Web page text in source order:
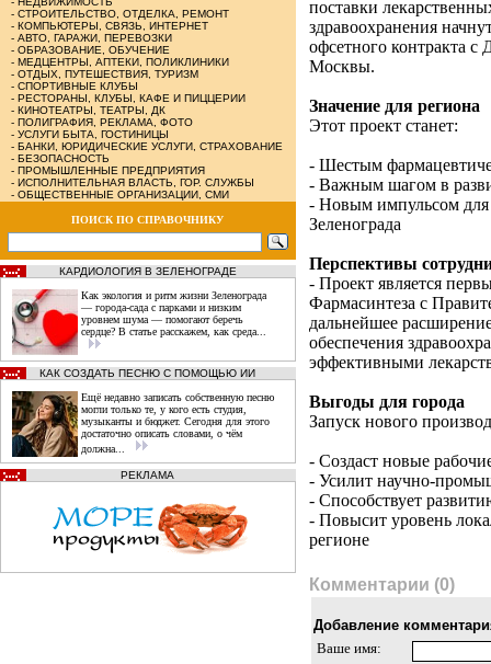
- СТРОИТЕЛЬСТВО, ОТДЕЛКА, РЕМОНТ
- КОМПЬЮТЕРЫ, СВЯЗЬ, ИНТЕРНЕТ
- АВТО, ГАРАЖИ, ПЕРЕВОЗКИ
- ОБРАЗОВАНИЕ, ОБУЧЕНИЕ
- МЕДЦЕНТРЫ, АПТЕКИ, ПОЛИКЛИНИКИ
- ОТДЫХ, ПУТЕШЕСТВИЯ, ТУРИЗМ
- СПОРТИВНЫЕ КЛУБЫ
- РЕСТОРАНЫ, КЛУБЫ, КАФЕ И ПИЦЦЕРИИ
- КИНОТЕАТРЫ, ТЕАТРЫ, ДК
- ПОЛИГРАФИЯ, РЕКЛАМА, ФОТО
- УСЛУГИ БЫТА, ГОСТИНИЦЫ
- БАНКИ, ЮРИДИЧЕСКИЕ УСЛУГИ, СТРАХОВАНИЕ
- БЕЗОПАСНОСТЬ
- ПРОМЫШЛЕННЫЕ ПРЕДПРИЯТИЯ
- ИСПОЛНИТЕЛЬНАЯ ВЛАСТЬ, ГОР. СЛУЖБЫ
- ОБЩЕСТВЕННЫЕ ОРГАНИЗАЦИИ, СМИ
ПОИСК ПО СПРАВОЧНИКУ
КАРДИОЛОГИЯ В ЗЕЛЕНОГРАДЕ
Как экология и ритм жизни Зеленограда
— города‑сада с парками и низким
уровнем шума — помогают беречь
сердце? В статье расскажем, как среда...
КАК СОЗДАТЬ ПЕСНЮ С ПОМОЩЬЮ ИИ
Ещё недавно записать собственную песню
могли только те, у кого есть студия,
музыканты и бюджет. Сегодня для этого
достаточно описать словами, о чём
должна...
РЕКЛАМА
поставки
здравоохранения
офсетного контракта с
Москвы.
Значение для региона
Этот проект станет:
- Шестым
- Важным шагом в
- Новым импульсом
Зеленограда
Перспективы
- Проект является
Фармасинтеза с
дальнейшее
обеспечения
эффективными
Выгоды для города
Запуск нового
- Создаст новые
- Усилит научно-
- Способствует
- Повысит уровень
регионе
Комментарии (0)
Добавление
Ваше имя: